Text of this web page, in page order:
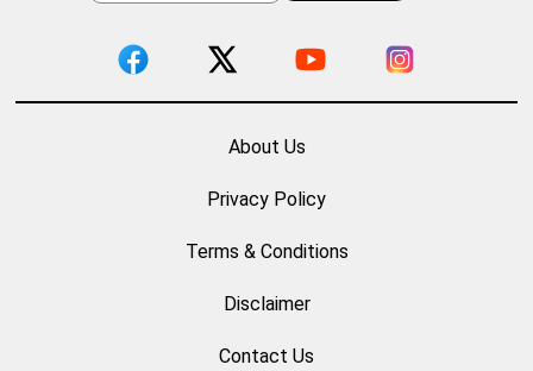
About Us
Privacy Policy
Terms & Conditions
Disclaimer
Contact Us